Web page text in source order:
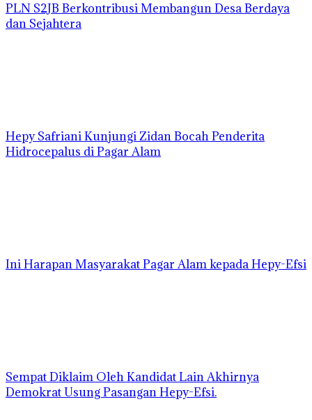
PLN S2JB Berkontribusi Membangun Desa Berdaya
dan Sejahtera
Hepy Safriani Kunjungi Zidan Bocah Penderita
Hidrocepalus di Pagar Alam
Ini Harapan Masyarakat Pagar Alam kepada Hepy-Efsi
Sempat Diklaim Oleh Kandidat Lain Akhirnya
Demokrat Usung Pasangan Hepy-Efsi.